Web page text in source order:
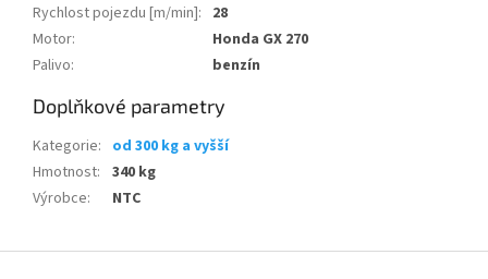
Rychlost pojezdu [m/min]: 28
Motor:
Honda GX 270
Palivo: benzín
Doplňkové parametry
Kategorie: od 300 kg a vyšší
Hmotnost: 340 kg
Výrobce: NTC